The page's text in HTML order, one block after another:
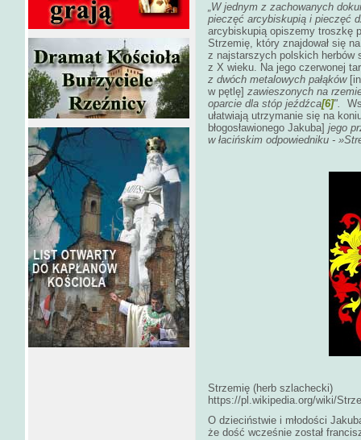
„W jednym z zachowanych
pieczęć arcybiskupią i pieczęć
arcybiskupią opiszemy troszkę
Strzemię, który znajdował się
z najstarszych polskich herbów
z X wieku. Na jego czerwonej
z dwóch metalowych pałąków
w pętlę] zawieszonych na
oparcie dla stóp jeźdźca[6]".
ułatwiają utrzymanie się na
błogosławionego Jakuba] jego
w łacińskim odpowiedniku -
Strzemię (herb szlachecki)
https://pl.wikipedia.org/wiki/
O dzieciństwie i młodości
że dość wcześnie został